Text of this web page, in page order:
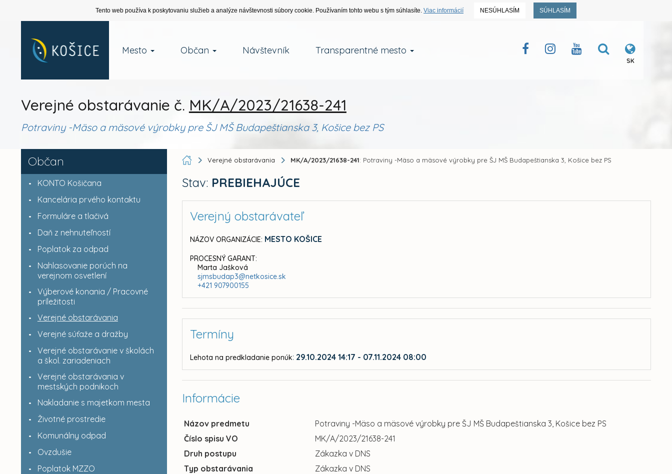
Tento web používa k poskytovaniu služieb a analýze návštevnosti súbory cookie. Používaním tohto webu s tým súhlasíte. Viac informácií NESÚHLASÍM SÚHLASÍM
Mesto Občan Návštevník Transparentné mesto
SK
Verejné obstarávanie č. MK/A/2023/21638-241
Potraviny -Mäso a mäsové výrobky pre ŠJ MŠ Budapeštianska 3, Košice bez PS
Občan
KONTO Košičana
Kancelária prvého kontaktu
Formuláre a tlačivá
Daň z nehnuteľností
Poplatok za odpad
Nahlasovanie porúch na
verejnom osvetlení
Výberové konania / Pracovné
príležitosti
Verejné obstarávania
Verejné súťaže a dražby
Verejné obstarávanie v školách
a škol. zariadeniach
Verejné obstarávania v
mestských podnikoch
Nakladanie s majetkom mesta
Životné prostredie
Komunálny odpad
Ovzdušie
Poplatok MZZO
Verejné obstarávania MK/A/2023/21638-241: Potraviny -Mäso a mäsové výrobky pre ŠJ MŠ Budapeštianska 3, Košice bez PS
Stav: PREBIEHAJÚCE
Verejný obstarávateľ
NÁZOV ORGANIZÁCIE: MESTO KOŠICE
PROCESNÝ GARANT:
Marta Jašková
sjmsbudap3@netkosice.sk
+421 907900155
Termíny
Lehota na predkladanie ponúk: 29.10.2024 14:17 - 07.11.2024 08:00
Informácie
Názov predmetu
Potraviny -Mäso a mäsové výrobky pre ŠJ MŠ Budapeštianska 3, Košice bez PS
Číslo spisu VO
MK/A/2023/21638-241
Druh postupu
Zákazka v DNS
Typ obstarávania
Zákazka v DNS